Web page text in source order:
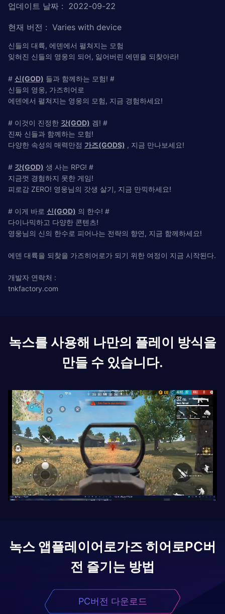
업데이트 날짜 : 2022-09-22
현재 버전 : Varies with device
신들의 대륙, 에덴에서 펼쳐지는 모험
잊혀진 신들의 영웅의 되어, 잃어버린 에덴을 되찾아라!
# 신(GOD) 들과 함께하는 모험! #
신들의 영웅, 가즈히어로
에덴에서 펼쳐지는 영웅의 모험, 지금 경험하세요!
# 이것이 진정한 갓(GOD) 겜! #
진짜 신들과 함께하는 모험!
다양한 속성의 매력만점 가즈(GODS) , 지금 만나보세요!
# 갓(GOD) 생 사는 RPG! #
지금껏 경험하지 못한 게임!
피로감 ZERO! 영웅님의 갓생 살기, 지금 만끽하세요!
# 이게 바로 신(GOD) 의 한수! #
다이나믹하고 다양한 콘텐츠!
영웅님의 신의 한수로 피어나는 전략의 향연, 지금 함께하세요!
에덴 대륙을 되찾을 가즈히어로가 되기 위한 여정이 지금 시작된다.
개발자 연락처 :
tnkfactory.com
녹스를 사용해 나만의 플레이 방식을
만들 수 있습니다.
녹스 앱플레이어로가즈 히어로PC버
전 즐기는 방법
PC버전 다운로드